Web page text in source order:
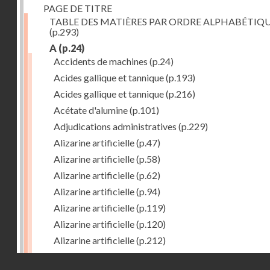
PAGE DE TITRE
TABLE DES MATIÈRES PAR ORDRE
(p.293)
A (p.24)
Accidents de machines (p.24)
Acides gallique et tannique(p.193)
Acides gallique et tannique(p.216)
Acétate d'alumine(p.101)
Adjudications administratives (p.229)
Alizarine artificielle(p.47)
Alizarine artificielle(p.58)
Alizarine artificielle(p.62)
Alizarine artificielle(p.94)
Alizarine artificielle(p.119)
Alizarine artificielle(p.120)
Alizarine artificielle(p.212)
Alizarine artificielle(p.256)